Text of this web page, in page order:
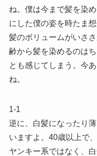
ね。僕は今まで髪を染
にした僕の姿を時たま
髪のボリュームがいさ
齢から髪を染めるのは
とも感じてしまう。今
ね。
1-1
逆に、白髪になったり
いますよ。40歳以上で
ヤンキー系ではなく、